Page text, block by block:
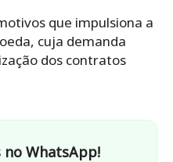
que impulsiona a
cuja demanda
dos contratos
no WhatsApp!